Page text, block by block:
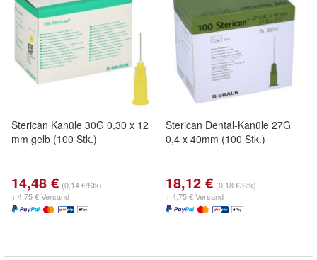
Sterican Kanüle 30G 0,30 x 12
mm gelb (100 Stk.)
14,48 € (0,14 €/Stk)
+ 4,75 € Versand
Sterican Dental-Kanüle 27G
0,4 x 40mm (100 Stk.)
18,12 € (0,18 €/Stk)
+ 4,75 € Versand